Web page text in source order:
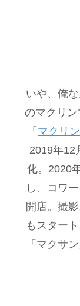
いや、俺
のマクリ
「 マクリン
2019年12
化。2020
し、コワ
開店。撮
もスター
「マクサ